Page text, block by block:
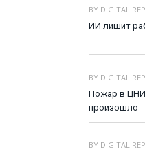
BY DIGITAL
ИИ лишит
BY DIGITAL
Пожар в
произошло
BY DIGITAL